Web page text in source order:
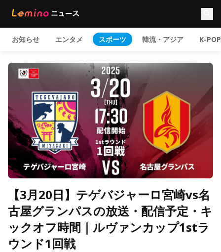
お知らせ エンタメ スポーツ 韓流・アジア K-POP
【3月20日】テゲバジャーロ宮崎vs名
古屋グランパスの放送・配信予定・キ
ックオフ時間｜ルヴァンカップ1stラ
ウンド1回戦